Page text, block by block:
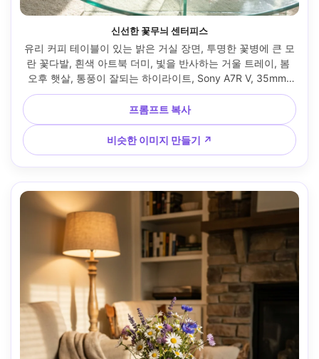
신선한 꽃무늬 센터피스
유리 커피 테이블이 있는 밝은 거실 장면, 투명한 꽃병에 큰 모
란 꽃다발, 흰색 아트북 더미, 빛을 반사하는 거울 트레이, 봄
오후 햇살, 통풍이 잘되는 하이라이트, Sony A7R V, 35mm,
f/2.8, 편집 가정 장식 사진, 초사실적인 유리 반사와 꽃잎 --ar
4:5
프롬프트 복사
비슷한 이미지 만들기 ↗